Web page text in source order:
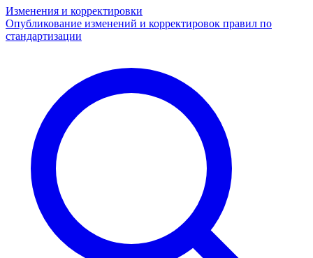
Изменения и корректировки
Опубликование изменений и корректировок правил по
стандартизации